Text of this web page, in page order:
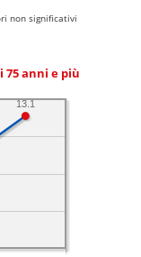
non significativi
75 anni e più
13.1